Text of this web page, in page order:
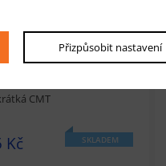
CMT
Kč SKLADEM
Přizpůsobit nastavení